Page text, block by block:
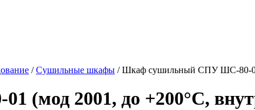
/Сушильные шкафы / Шкаф сушильный СПУ ШС-80-01
2001, до +200°C,